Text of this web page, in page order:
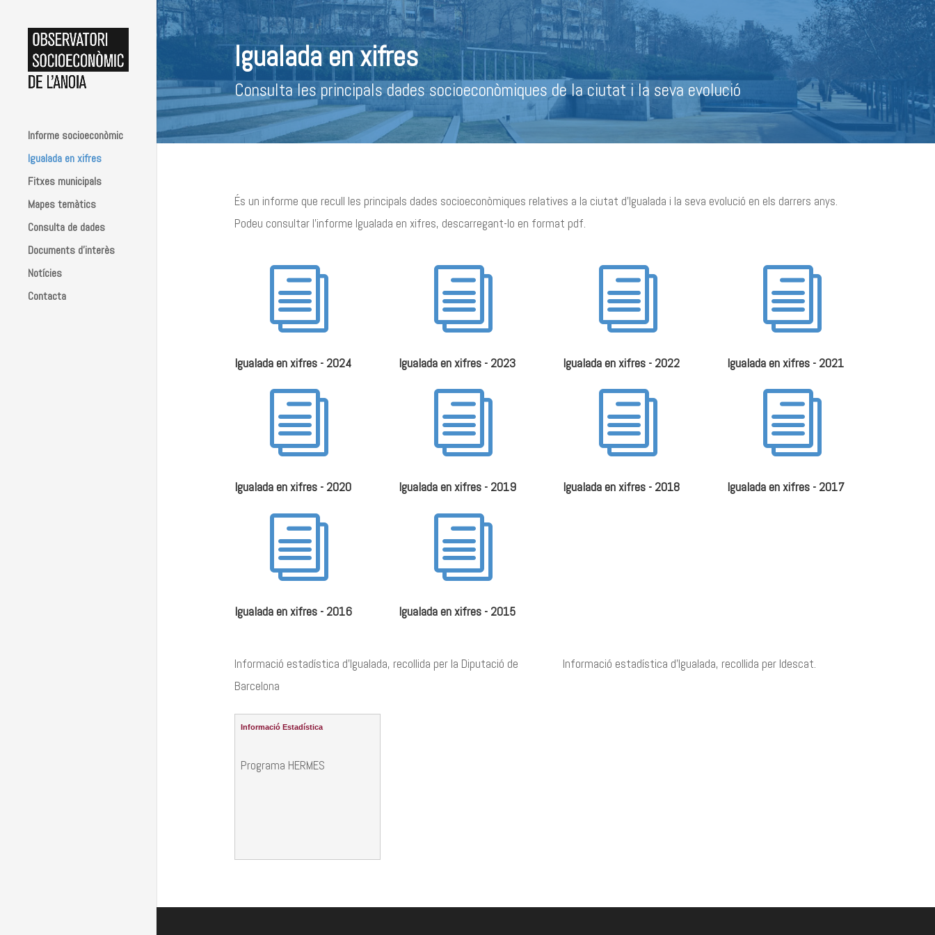
Informe socioeconòmic
Igualada en xifres
Fitxes municipals
Mapes temàtics
Consulta de dades
Documents d’interès
Notícies
Contacta
Igualada en xifres
Consulta les principals dades socioeconòmiques de la ciutat i la seva evolució
És un informe que recull les principals dades socioeconòmiques relatives a la ciutat d’Igualada i la seva evolució en els darrers anys.
Podeu consultar l’informe Igualada en xifres, descarregant-lo en format pdf.
i
Igualada en xifres - 2024
i
Igualada en xifres - 2020
i
Igualada en xifres - 2016
i
Igualada en xifres - 2023
i
Igualada en xifres - 2019
i
Igualada en xifres - 2015
i
Igualada en xifres - 2022
i
Igualada en xifres - 2018
i
Igualada en xifres - 2021
i
Igualada en xifres - 2017
Informació estadística d’Igualada, recollida per la Diputació de
Barcelona
Informació Estadística
Programa HERMES
Informació estadística d’Igualada, recollida per Idescat.